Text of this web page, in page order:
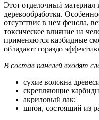
Этот отделочный материал
деревообработки.
отсутствие в нем фенола,
токсическое влияние на
применяются карбидные
обладают гораздо
В состав панелей входят
сухие волокна
скрепляющие
акриловый лак;
шпон, состоящий из